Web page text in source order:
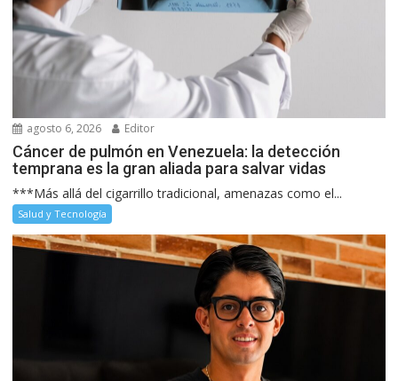
agosto 6, 2026 Editor
Cáncer de pulmón en Venezuela: la detección
temprana es la gran aliada para salvar vidas
***Más allá del cigarrillo tradicional, amenazas como el...
Salud y Tecnología